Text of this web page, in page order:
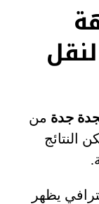
جدة من
النتائج
يظهر